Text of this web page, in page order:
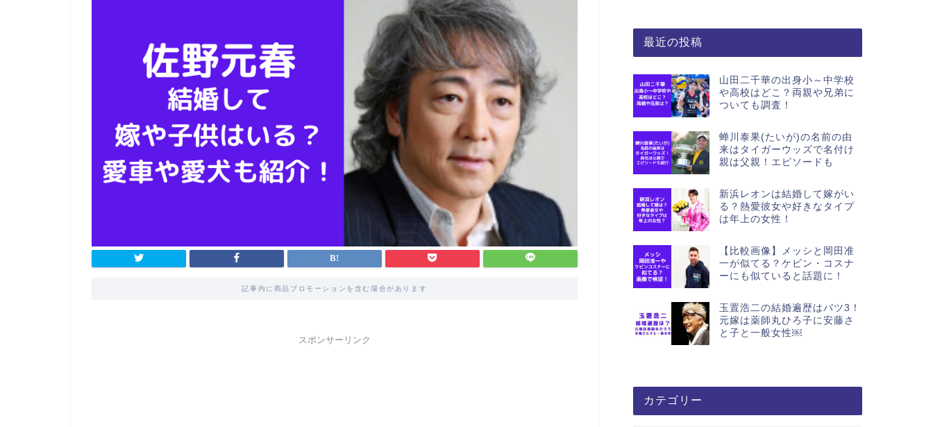
記事内に商品プロモーションを含む場合があります
スポンサーリンク
最近の投稿
山田二千華の出身小～中学校
や高校はどこ？両親や兄弟に
ついても調査！
蝉川泰果(たいが)の名前の由
来はタイガーウッズで名付け
親は父親！エピソードも
新浜レオンは結婚して嫁がい
る？熱愛彼女や好きなタイプ
は年上の女性！
【比較画像】メッシと岡田准
一が似てる？ケビン・コスナ
ーにも似ていると話題に！
玉置浩二の結婚遍歴はバツ3！
元嫁は薬師丸ひろ子に安藤さ
と子と一般女性￼
カテゴリー